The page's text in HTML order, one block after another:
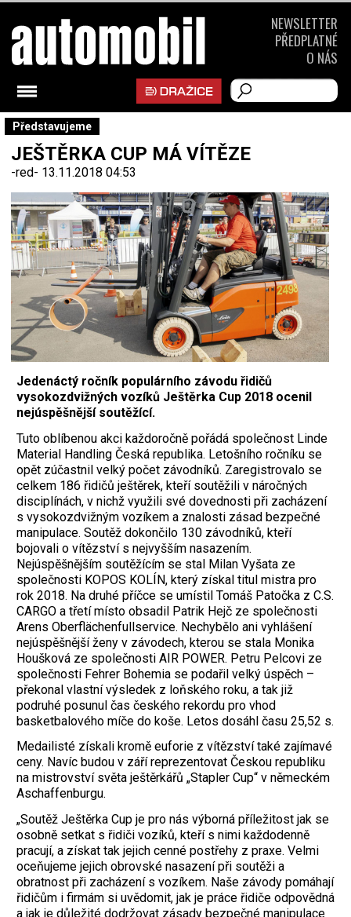
Představujeme
JEŠTĚRKA CUP MÁ VÍTĚZE
-red- 13.11.2018 04:53
Jedenáctý ročník populárního závodu řidičů
vysokozdvižných vozíků Ještěrka Cup 2018 ocenil
nejúspěšnější soutěžící.
Tuto oblíbenou akci každoročně pořádá společnost Linde
Material Handling Česká republika. Letošního ročníku se
opět zúčastnil velký počet závodníků. Zaregistrovalo se
celkem 186 řidičů ještěrek, kteří soutěžili v náročných
disciplínách, v nichž využili své dovednosti při zacházení
s vysokozdvižným vozíkem a znalosti zásad bezpečné
manipulace. Soutěž dokončilo 130 závodníků, kteří
bojovali o vítězství s nejvyšším nasazením.
Nejúspěšnějším soutěžícím se stal Milan Vyšata ze
společnosti KOPOS KOLÍN, který získal titul mistra pro
rok 2018. Na druhé příčce se umístil Tomáš Patočka z C.S.
CARGO a třetí místo obsadil Patrik Hejč ze společnosti
Arens Oberflächenfullservice. Nechybělo ani vyhlášení
nejúspěšnější ženy v závodech, kterou se stala Monika
Houšková ze společnosti AIR POWER. Petru Pelcovi ze
společnosti Fehrer Bohemia se podařil velký úspěch –
překonal vlastní výsledek z loňského roku, a tak již
podruhé posunul čas českého rekordu pro vhod
basketbalového míče do koše. Letos dosáhl času 25,52 s.
Medailisté získali kromě euforie z vítězství také zajímavé
ceny. Navíc budou v září reprezentovat Českou republiku
na mistrovství světa ještěrkářů „Stapler Cup“ v německém
Aschaffenburgu.
„Soutěž Ještěrka Cup je pro nás výborná příležitost jak se
osobně setkat s řidiči vozíků, kteří s nimi každodenně
pracují, a získat tak jejich cenné postřehy z praxe. Velmi
oceňujeme jejich obrovské nasazení při soutěži a
obratnost při zacházení s vozíkem. Naše závody pomáhají
řidičům i firmám si uvědomit, jak je práce řidiče odpovědná
a jak je důležité dodržovat zásady bezpečné manipulace
NEWSLETTER
PŘEDPLATNÉ
O NÁS